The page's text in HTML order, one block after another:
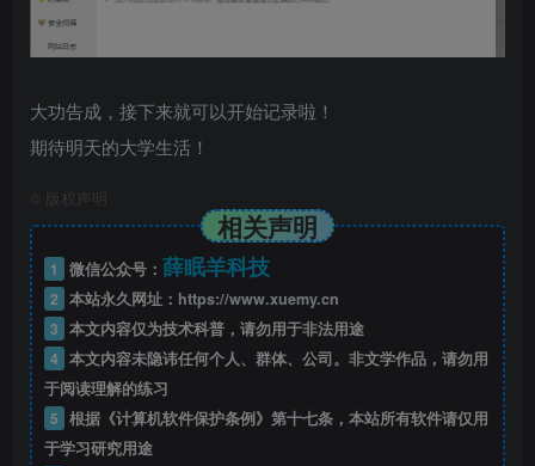
大功告成，接下来就可以开始记录啦！
期待明天的大学生活！
版权声明
相关声明
1 微信公众号： 薛眠羊科技
2 本站永久网址： https://www.xuemy.cn
3 本文内容仅为技术科普，请勿用于非法用途
4 本文内容未隐讳任何个人、群体、公司。非文学作品，请勿用
于阅读理解的练习
5 根据《计算机软件保护条例》第十七条，本站所有软件请仅用
于学习研究用途